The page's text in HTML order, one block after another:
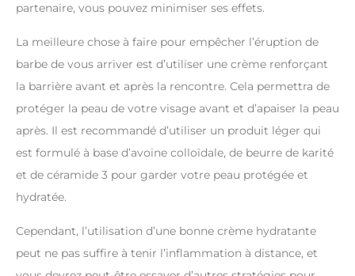
partenaire, vous pouvez minimiser ses effets.
La meilleure chose à faire pour empêcher l’éruption de
barbe de vous arriver est d’utiliser une crème renforçant
la barrière avant et après la rencontre. Cela permettra de
protéger la peau de votre visage avant et d’apaiser la peau
après. Il est recommandé d’utiliser un produit léger qui
est formulé à base d’avoine colloïdale, de beurre de karité
et de céramide 3 pour garder votre peau protégée et
hydratée.
Cependant, l’utilisation d’une bonne crème hydratante
peut ne pas suffire à tenir l’inflammation à distance, et